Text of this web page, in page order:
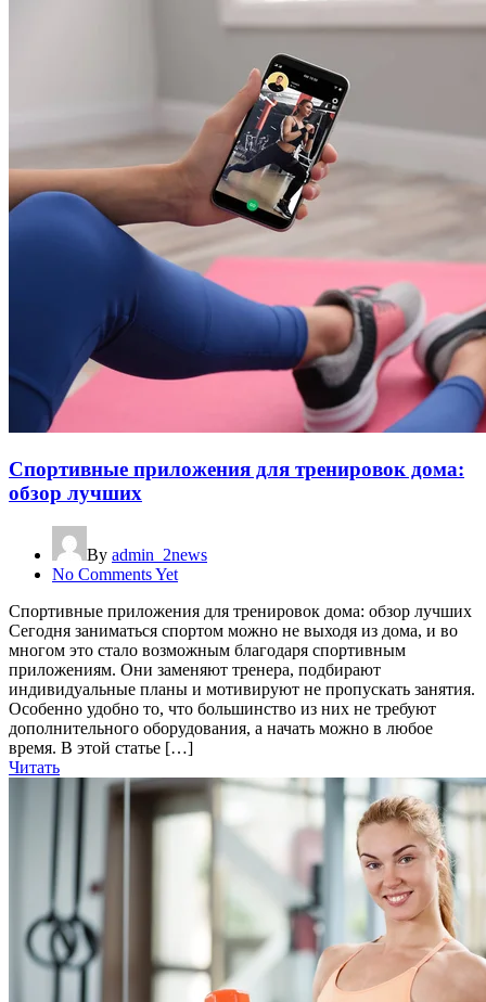
Спортивные приложения для тренировок дома:
обзор лучших
By admin_2news
No Comments Yet
Спортивные приложения для тренировок дома: обзор лучших
Сегодня заниматься спортом можно не выходя из дома, и во
многом это стало возможным благодаря спортивным
приложениям. Они заменяют тренера, подбирают
индивидуальные планы и мотивируют не пропускать занятия.
Особенно удобно то, что большинство из них не требуют
дополнительного оборудования, а начать можно в любое
время. В этой статье […]
Читать